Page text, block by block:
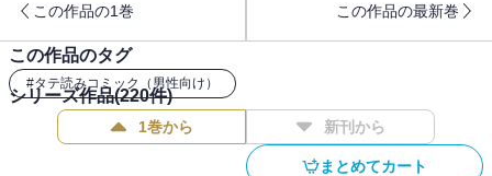
った。しかし、不治の病に冒された妹・琴葉の治療費を稼ぐため、
彼は冒険者になる決意をする。
パーティを組んで挑む、難度の高い『ダンジョン』の攻略中。
周りの『スキル持ち』冒険者は、伊織をスキルのない無能者だと馬
鹿にし始める。
この作品の1巻 この作品の最新巻
この作品のタグ
#タテ読みコミック（男性向け）
シリーズ作品(220件)
1巻から 新刊から
まとめてカート